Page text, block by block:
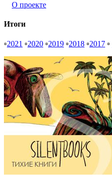
О проекте
Итоги
▫2021 ▫2020 ▫2019 ▫2018 ▫2017 ▫